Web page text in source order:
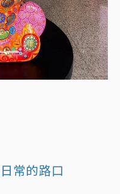
常的路口